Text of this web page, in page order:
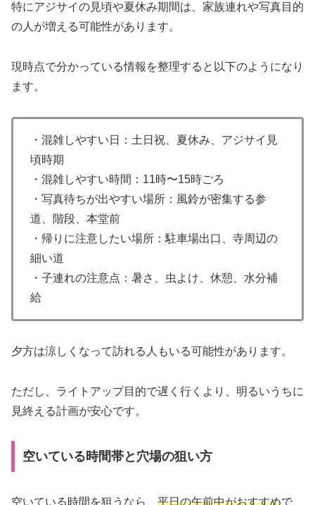
特にアジサイの見頃や夏休み期間は、家族連れや写真目的
の人が増える可能性があります。
現時点で分かっている情報を整理すると以下のようになり
ます。
・混雑しやすい日：土日祝、夏休み、アジサイ見
頃時期
・混雑しやすい時間：11時〜15時ごろ
・写真待ちが出やすい場所：風鈴が密集する参
道、階段、本堂前
・帰りに注意したい場所：駐車場出口、寺周辺の
細い道
・子連れの注意点：暑さ、虫よけ、休憩、水分補
給
夕方は涼しくなって訪れる人もいる可能性があります。
ただし、ライトアップ目的で遅く行くより、明るいうちに
見終える計画が安心です。
空いている時間帯と穴場の狙い方
空いている時間を狙うなら、 平日の午前中がおすすめで